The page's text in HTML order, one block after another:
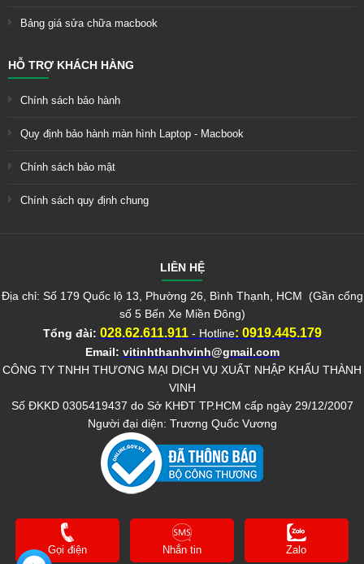
Bảng giá sửa chữa macbook
HỖ TRỢ KHÁCH HÀNG
Chính sách bảo hành
Quy định bảo hành màn hình Laptop - Macbook
Chính sách bảo mật
Chính sách quy định chung
LIÊN HỆ
Địa chỉ: Số 179 Quốc lộ 13, Phường 26, Bình Thạnh, HCM (Gần cổng
số 5 Bến Xe Miền Đông)
Tổng đài: 028.62.611.911 - Hotline: 0919.445.179
Email: vitinhthanhvinh@gmail.com
CÔNG TY TNHH THƯƠNG MẠI DỊCH VỤ XUẤT NHẬP KHẨU THÀNH
VINH
Số ĐKKD 0305419437 do Sở KHĐT TP.HCM cấp ngày 29/12/2007
Người đại diện: Trương Quốc Vương
Gọi điện Nhắn tin Zalo